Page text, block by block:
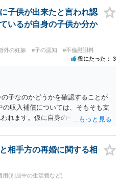
てしまいます。
子供が出来たと言われ認
いるが自身の子供か分か
外の妊娠 #子の認知 #不倫慰謝料
役にたった 3
子なのかどうかを確認することが
収入補償については、そもそも支
れます。仮に自身の子であったと
とであれば、依頼をするかしない
護士に相談をされたほうが良いで
相手方の再婚に関する相
用(別居中の生活費など)